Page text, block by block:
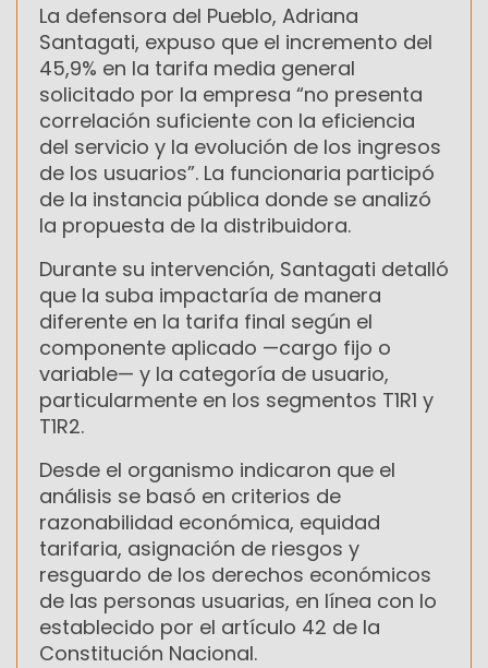
La defensora del Pueblo, Adriana
Santagati, expuso que el incremento del
45,9% en la tarifa media general
solicitado por la empresa “no presenta
correlación suficiente con la eficiencia
del servicio y la evolución de los ingresos
de los usuarios”. La funcionaria participó
de la instancia pública donde se analizó
la propuesta de la distribuidora.
Durante su intervención, Santagati detalló
que la suba impactaría de manera
diferente en la tarifa final según el
componente aplicado —cargo fijo o
variable— y la categoría de usuario,
particularmente en los segmentos T1R1 y
T1R2.
Desde el organismo indicaron que el
análisis se basó en criterios de
razonabilidad económica, equidad
tarifaria, asignación de riesgos y
resguardo de los derechos económicos
de las personas usuarias, en línea con lo
establecido por el artículo 42 de la
Constitución Nacional.